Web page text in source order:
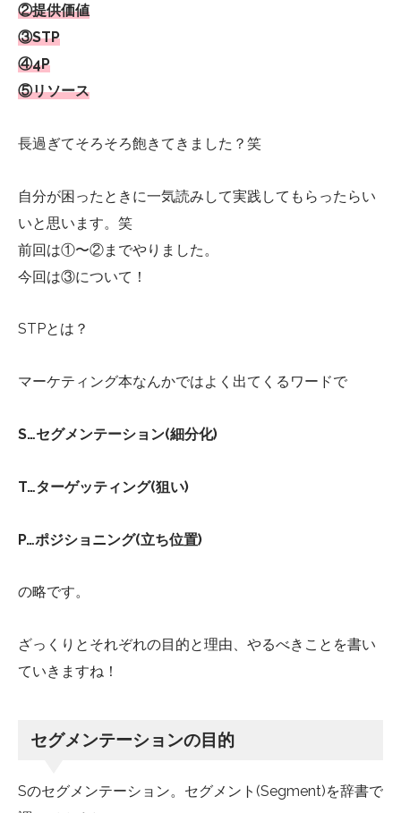
②提供価値
③STP
④4P
⑤リソース
長過ぎてそろそろ飽きてきました？笑
自分が困ったときに一気読みして実践してもらったらい
いと思います。笑
前回は①〜②までやりました。
今回は③について！
STPとは？
マーケティング本なんかではよく出てくるワードで
S…セグメンテーション(細分化)
T…ターゲッティング(狙い)
P…ポジショニング(立ち位置)
の略です。
ざっくりとそれぞれの目的と理由、やるべきことを書い
ていきますね！
セグメンテーションの目的
Sのセグメンテーション。セグメント (Segment)を辞書で